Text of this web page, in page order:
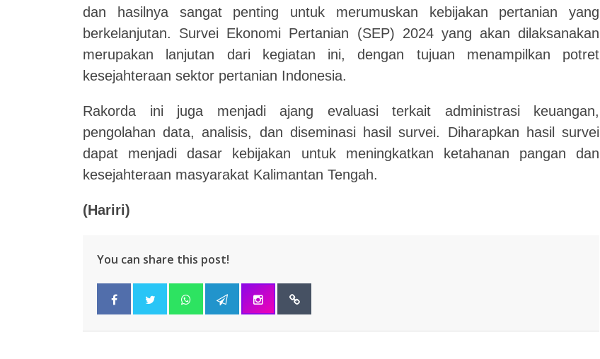
dan hasilnya sangat penting untuk merumuskan kebijakan pertanian yang
berkelanjutan. Survei Ekonomi Pertanian (SEP) 2024 yang akan dilaksanakan
merupakan lanjutan dari kegiatan ini, dengan tujuan menampilkan potret
kesejahteraan sektor pertanian Indonesia.
Rakorda ini juga menjadi ajang evaluasi terkait administrasi keuangan,
pengolahan data, analisis, dan diseminasi hasil survei. Diharapkan hasil survei
dapat menjadi dasar kebijakan untuk meningkatkan ketahanan pangan dan
kesejahteraan masyarakat Kalimantan Tengah.
(Hariri)
You can share this post!